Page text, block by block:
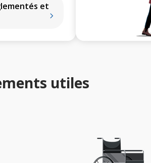
et
utiles